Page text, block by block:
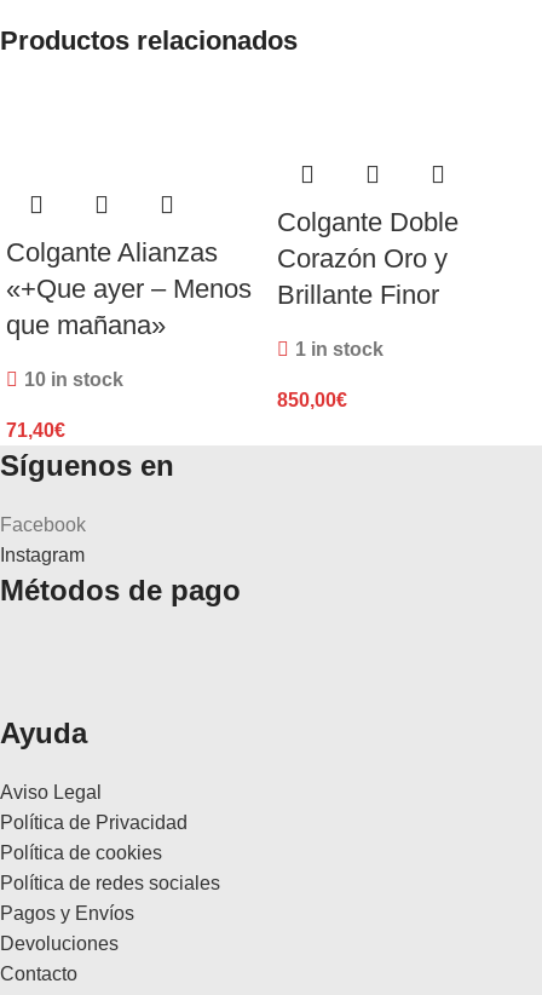
Productos relacionados
Colgante Alianzas
«+Que ayer – Menos
que mañana»
10 in stock
71,40€
Colgante Doble
Corazón Oro y
Brillante Finor
1 in stock
850,00€
Síguenos en
Facebook
Instagram
Métodos de pago
Ayuda
Aviso Legal
Política de Privacidad
Política de cookies
Política de redes sociales
Pagos y Envíos
Devoluciones
Contacto